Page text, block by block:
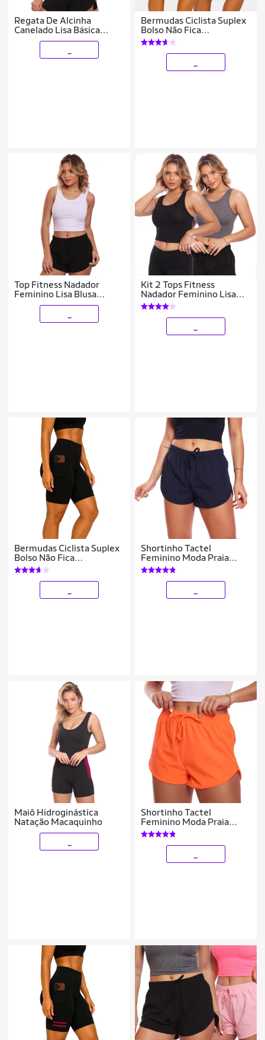
Regata De Alcinha
Canelado Lisa Básica
Feminina
Bermudas Ciclista Suplex
Bolso Não Fica
Transparente Cós Alto Kit
ou Individual
Top Fitness Nadador
Feminino Lisa Blusa
Básica
Kit 2 Tops Fitness
Nadador Feminino Lisa
Blusa Básica
Bermudas Ciclista Suplex
Bolso Não Fica
Transparente Cós Alto Kit
ou Individual
Shortinho Tactel
Feminino Moda Praia
Piscina Verão Adulto
Maiô Hidroginástica
Natação Macaquinho
Shortinho Tactel
Feminino Moda Praia
Piscina Verão Adulto